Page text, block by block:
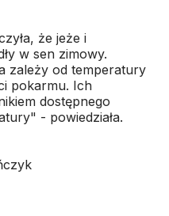
że jeże i
w sen zimowy.
zależy od temperatury
pokarmu. Ich
dostępnego
- powiedziała.